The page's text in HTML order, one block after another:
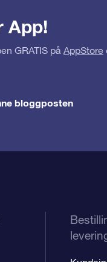
App!
GRATIS på AppStore
bloggposten